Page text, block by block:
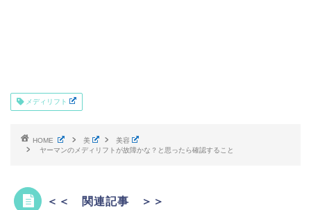
メディリフト
HOME 美
美容
ヤーマンのメディリフトが故障かな？と思ったら確認すること
＜＜ 関連記事 ＞＞